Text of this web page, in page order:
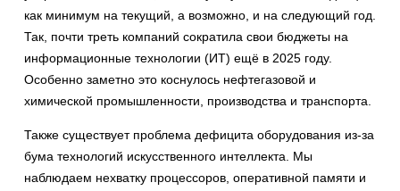
как минимум на текущий, а возможно, и на следующий год.
Так, почти треть компаний сократила свои бюджеты на
информационные технологии (ИТ) ещё в 2025 году.
Особенно заметно это коснулось нефтегазовой и
химической промышленности, производства и транспорта.
Также существует проблема дефицита оборудования из-за
бума технологий искусственного интеллекта. Мы
наблюдаем нехватку процессоров, оперативной памяти и